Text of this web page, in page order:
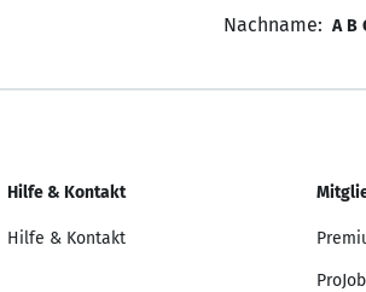
Nachname: A B
Hilfe & Kontakt
Hilfe & Kontakt